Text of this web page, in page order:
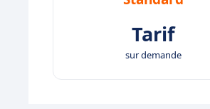
Tarif
sur demande